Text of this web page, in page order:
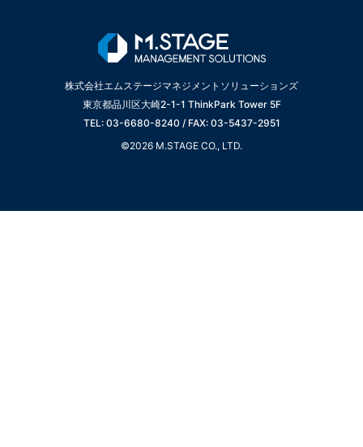
株式会社エムステージマネジメントソリューションズ
東京都品川区大崎2-1-1 ThinkPark Tower 5F
TEL: 03-6680-8240 / FAX: 03-5437-2951
©2026 M.STAGE CO., LTD.